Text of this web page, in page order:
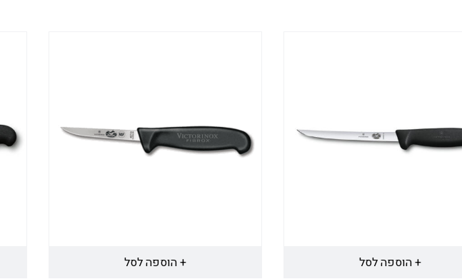
+ הוספה לסל + הוספה לסל